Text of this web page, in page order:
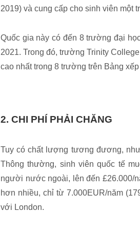
2019) và cung cấp cho sinh viên một
Quốc gia này có đến 8 trường đại
2021. Trong đó, trường Trinity
cao nhất trong 8 trường trên Bảng
2. CHI PHÍ PHẢI CHĂNG
Tuy có chất lượng tương đương,
Thông thường, sinh viên quốc tế
người nước ngoài, lên đến £26.000/
hơn nhiều, chỉ từ 7.000EUR/năm
với London.